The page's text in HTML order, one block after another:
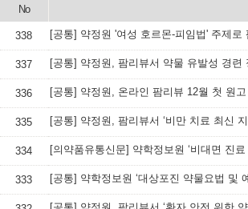
No
338 [공통] 약정원 '여성 호르몬-피임법' 주제로
337 [공통] 약정원, 팜리뷰서 약물 유발성 경련
336 [공통] 약정원, 온라인 팜리뷰 12월 첫 원고
335 [공통] 약정원, 팜리뷰서 ‘비만 치료 최신
334 [의약품유통신문] 약학정보원 ‘비대면 진
333 [공통] 약학정보원 ‘대상포진 약물요법 및